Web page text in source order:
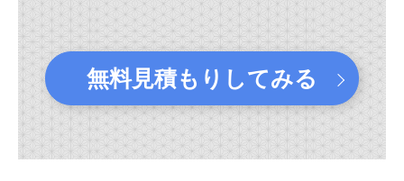
無料見積もりしてみる